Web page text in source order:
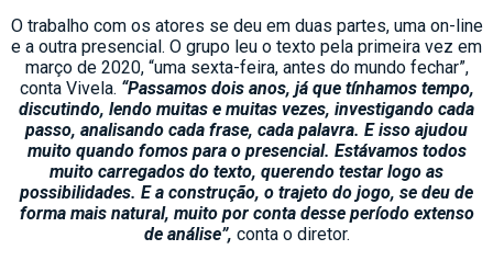
O trabalho com os atores se deu em duas partes, uma on-line
e a outra presencial. O grupo leu o texto pela primeira vez em
março de 2020, “uma sexta-feira, antes do mundo fechar”,
conta Vivela. “Passamos dois anos, já que tínhamos tempo,
discutindo, lendo muitas e muitas vezes, investigando cada
passo, analisando cada frase, cada palavra. E isso ajudou
muito quando fomos para o presencial. Estávamos todos
muito carregados do texto, querendo testar logo as
possibilidades. E a construção, o trajeto do jogo, se deu de
forma mais natural, muito por conta desse período extenso
de análise”, conta o diretor.